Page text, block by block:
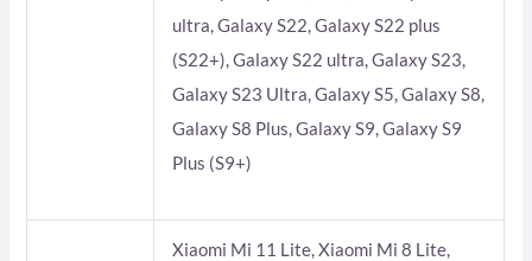
ultra, Galaxy S22, Galaxy S22 plus
(S22+), Galaxy S22 ultra, Galaxy S23,
Galaxy S23 Ultra, Galaxy S5, Galaxy S8,
Galaxy S8 Plus, Galaxy S9, Galaxy S9
Plus (S9+)
Xiaomi Mi 11 Lite, Xiaomi Mi 8 Lite,